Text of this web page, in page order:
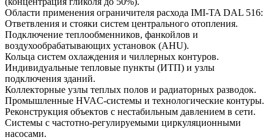
Области применения ограничителя расхода IMI-TA DAL 516:
Ответвления и стояки систем центрального отопления.
Подключение теплообменников, фанкойлов и
воздухообрабатывающих установок (AHU).
Кольца систем охлаждения и чиллерных контуров.
Индивидуальные тепловые пункты (ИТП) и узлы
подключения зданий.
Коллекторные узлы теплых полов и радиаторных разводок.
Промышленные HVAC-системы и технологические контуры.
Реконструкция объектов с нестабильным давлением в сети.
Системы с частотно-регулируемыми циркуляционными
насосами.